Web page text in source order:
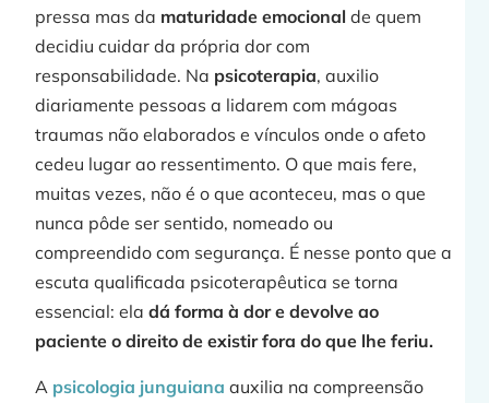
pressa mas da maturidade emocional de quem
decidiu cuidar da própria dor com
responsabilidade. Na psicoterapia, auxilio
diariamente pessoas a lidarem com mágoas
traumas não elaborados e vínculos onde o afeto
cedeu lugar ao ressentimento. O que mais fere,
muitas vezes, não é o que aconteceu, mas o que
nunca pôde ser sentido, nomeado ou
compreendido com segurança. É nesse ponto que a
escuta qualificada psicoterapêutica se torna
essencial: eladá forma à dor e devolve ao
paciente o direito de existir fora do que lhe feriu.
A psicologia junguiana auxilia na compreensão